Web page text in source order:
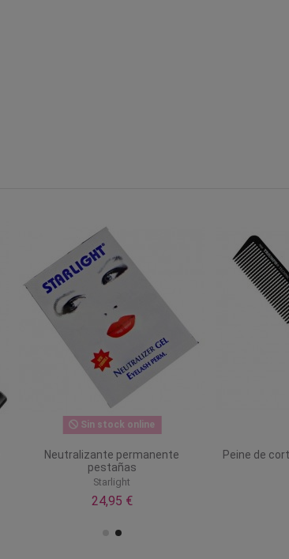
Sin stock online
Neutralizante permanente
pestañas
Starlight
24,95 €
Peine de